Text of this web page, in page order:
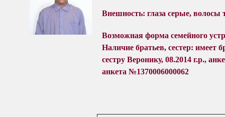
Внешность: глаза серые, волосы
Возможная форма семейного
Наличие братьев, сестер: имеет
сестру Веронику, 08.2014 г.р.,
анкета №1370006000062